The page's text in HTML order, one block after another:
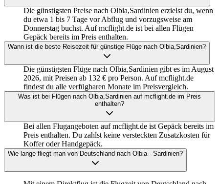
Die günstigsten Preise nach Olbia,Sardinien erzielst du, wenn
du etwa 1 bis 7 Tage vor Abflug und vorzugsweise am
Donnerstag buchst. Auf mcflight.de ist bei allen Flügen
Gepäck bereits im Preis enthalten.
Wann ist die beste Reisezeit für günstige Flüge nach Olbia,Sardinien?
Die günstigsten Flüge nach Olbia,Sardinien gibt es im August
2026, mit Preisen ab 132 € pro Person. Auf mcflight.de
findest du alle verfügbaren Monate im Preisvergleich.
Was ist bei Flügen nach Olbia,Sardinien auf mcflight.de im Preis
enthalten?
Bei allen Flugangeboten auf mcflight.de ist Gepäck bereits im
Preis enthalten. Du zahlst keine versteckten Zusatzkosten für
Koffer oder Handgepäck.
Wie lange fliegt man von Deutschland nach Olbia - Sardinien?